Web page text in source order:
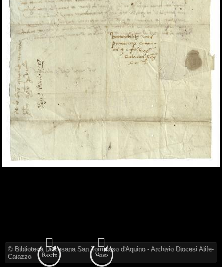
© Biblioteca Diocesana San Tommaso d'Aquino - Archivio Diocesi Alife-
Caiazzo